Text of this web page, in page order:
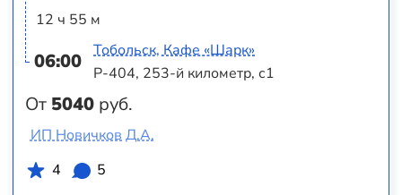
12 ч 55 м
06:00
От 5040 руб.
Тобольск, Кафе «Шарк»
Р-404, 253-й километр, с1
ИП Новичков Д.А.
4
5